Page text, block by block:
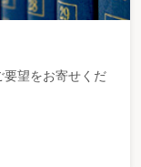
要望をお寄せくだ